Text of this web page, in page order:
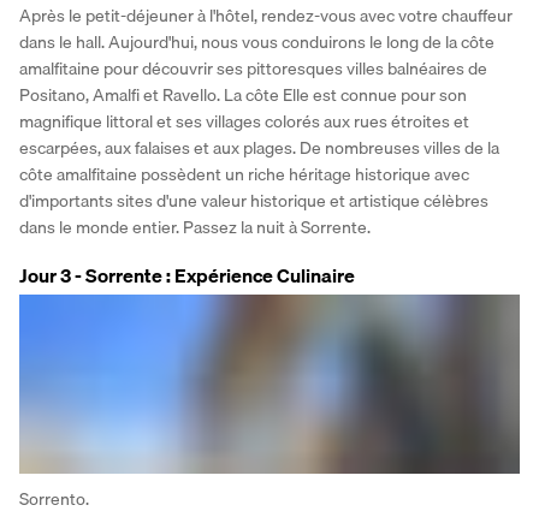
Après le petit-déjeuner à l'hôtel, rendez-vous avec votre chauffeur
dans le hall. Aujourd'hui, nous vous conduirons le long de la côte
amalfitaine pour découvrir ses pittoresques villes balnéaires de
Positano, Amalfi et Ravello. La côte Elle est connue pour son
magnifique littoral et ses villages colorés aux rues étroites et
escarpées, aux falaises et aux plages. De nombreuses villes de la
côte amalfitaine possèdent un riche héritage historique avec
d'importants sites d'une valeur historique et artistique célèbres
dans le monde entier. Passez la nuit à Sorrente.
Jour 3 - Sorrente : Expérience Culinaire
Sorrento.